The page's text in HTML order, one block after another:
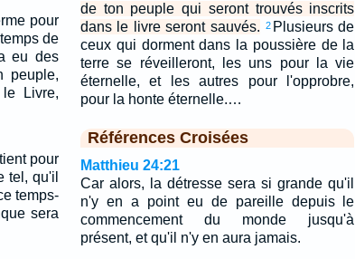
pour
de
eu des
peuple,
Livre,
pour
tel, qu'il
temps-
sera
de ton peuple qui seront trouvés inscrits
dans le livre seront sauvés. 2 Plusieurs de
ceux qui dorment dans la poussière de la
terre se réveilleront, les uns pour la vie
éternelle, et les autres pour l'opprobre,
pour la honte éternelle.…
Références Croisées
Matthieu 24:21
Car alors, la détresse sera si grande qu'il
n'y en a point eu de pareille depuis le
commencement du monde jusqu'à
présent, et qu'il n'y en aura jamais.